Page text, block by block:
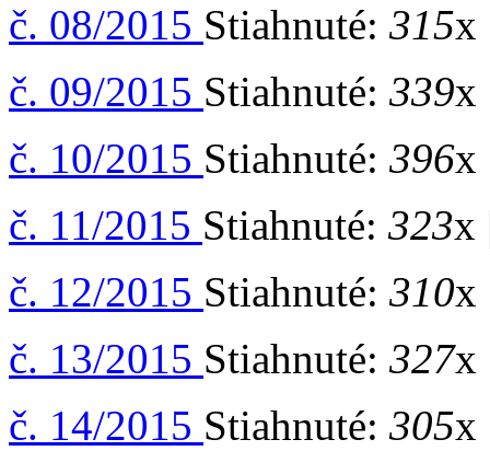
č. 08/2015 Stiahnuté: 315x
č. 09/2015 Stiahnuté: 339x
č. 10/2015 Stiahnuté: 396x
č. 11/2015 Stiahnuté: 323x
č. 12/2015 Stiahnuté: 310x
č. 13/2015 Stiahnuté: 327x
č. 14/2015 Stiahnuté: 305x